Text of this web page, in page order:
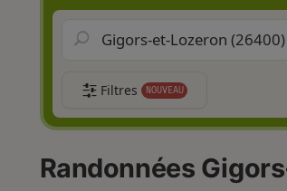
Filtres NOUVEAU
Randonnées